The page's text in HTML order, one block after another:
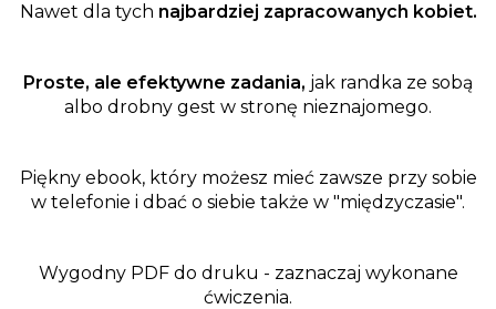
Nawet dla tych najbardziej zapracowanych kobiet.
Proste, ale efektywne zadania, jak randka ze sobą
albo drobny gest w stronę nieznajomego.
Piękny ebook, który możesz mieć zawsze przy sobie
w telefonie i dbać o siebie także w "międzyczasie".
Wygodny PDF do druku - zaznaczaj wykonane
ćwiczenia.